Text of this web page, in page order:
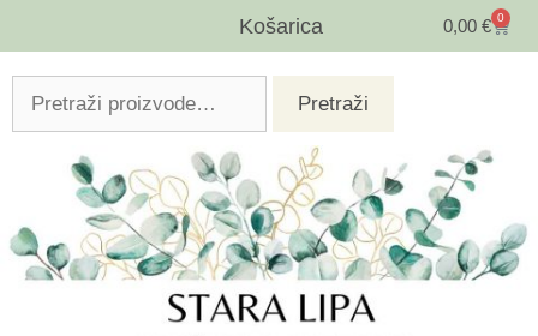
Košarica 0,00 € 0
Pretraži